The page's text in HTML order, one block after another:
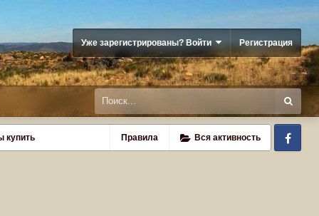
Уже зарегистрированы? Войти Регистрация
Правила Вся активность
купить